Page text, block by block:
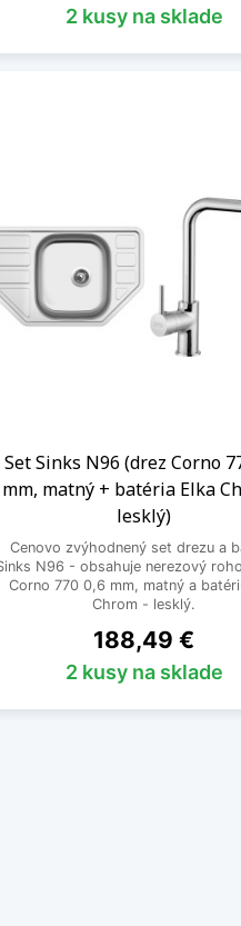
2 kusy na sklade
Set Sinks N96 (drez Corno
mm, matný + batéria Elka
lesklý)
Cenovo zvýhodnený set drezu a
N96 - obsahuje nerezový
Corno 770 0,6 mm, matný a
Chrom - lesklý.
Cena
188,49 €
2 kusy na sklade